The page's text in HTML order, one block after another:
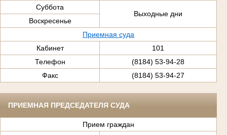
Суббота
Выходные дни
Воскресенье
Приемная суда
Кабинет
101
Телефон
(8184) 53-94-28
Факс
(8184) 53-94-27
ПРИЕМНАЯ ПРЕДСЕДАТЕЛЯ СУДА
Прием граждан